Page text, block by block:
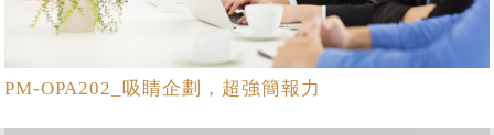
PM-OPA202_吸睛企劃，超強簡報力